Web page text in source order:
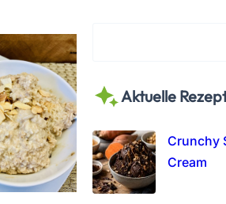
r
h
Aktuelle
Crunchy
Cream